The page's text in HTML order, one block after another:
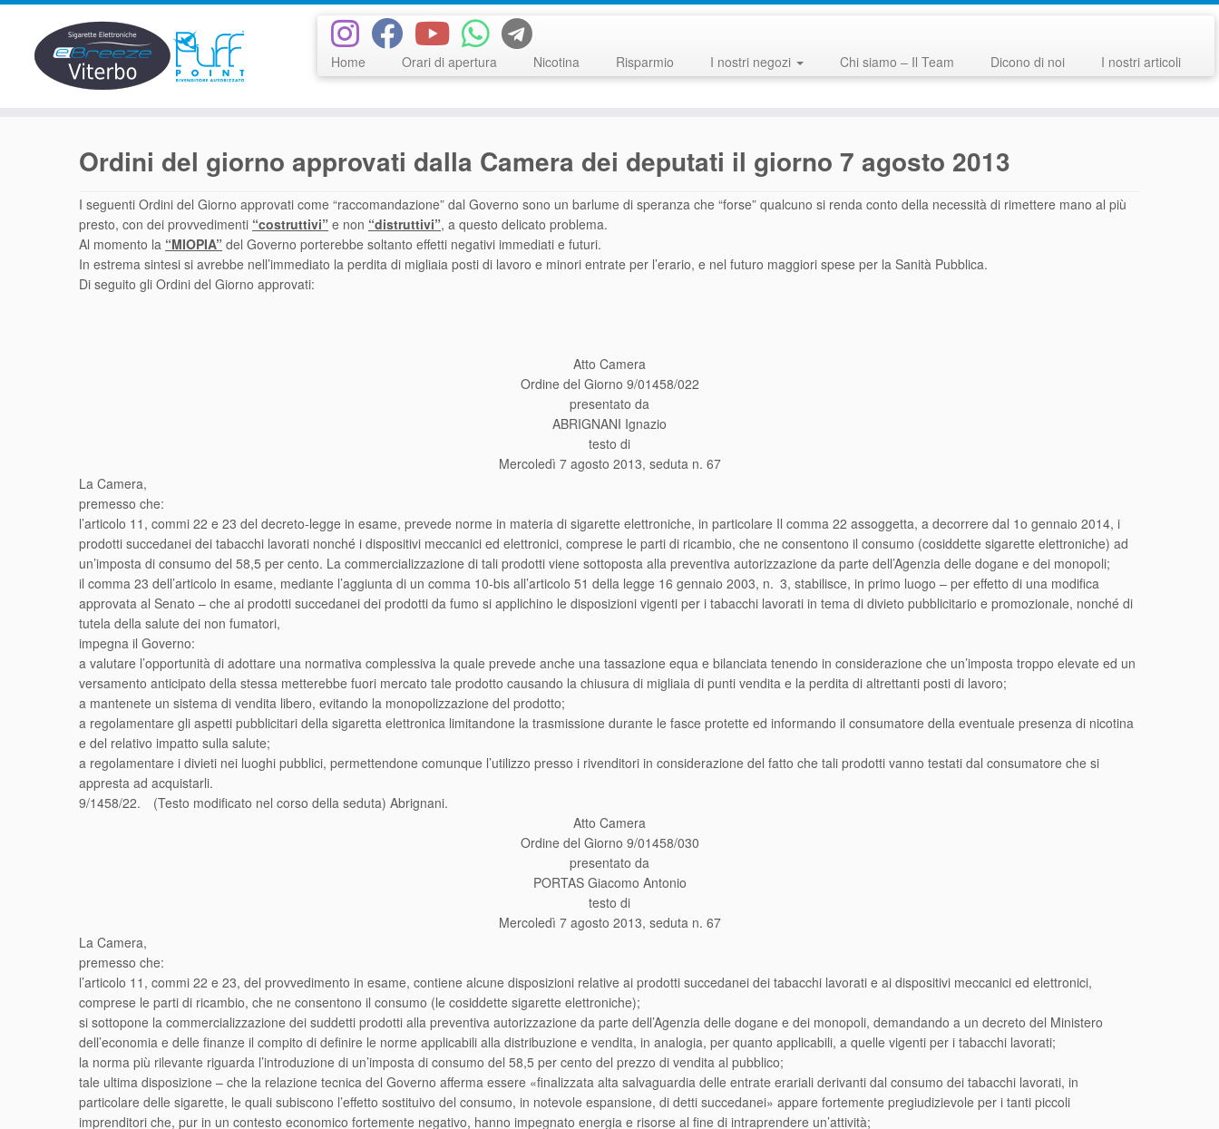
Home Orari di apertura Nicotina Risparmio I nostri negozi Chi siamo – Il Team Dicono di noi I nostri articoli
Ordini del giorno approvati dalla Camera dei deputati il giorno 7 agosto 2013
I seguenti Ordini del Giorno approvati come “raccomandazione” dal Governo sono un barlume di speranza che “forse” qualcuno si renda conto della necessità di rimettere mano al più
presto, con dei provvedimenti “costruttivi” e non “distruttivi”, a questo delicato problema.
Al momento la “MIOPIA” del Governo porterebbe soltanto effetti negativi immediati e futuri.
In estrema sintesi si avrebbe nell’immediato la perdita di migliaia posti di lavoro e minori entrate per l’erario, e nel futuro maggiori spese per la Sanità Pubblica.
Di seguito gli Ordini del Giorno approvati:
Atto Camera
Ordine del Giorno 9/01458/022
presentato da
ABRIGNANI Ignazio
testo di
Mercoledì 7 agosto 2013, seduta n. 67
La Camera,
premesso che:
l’articolo 11, commi 22 e 23 del decreto-legge in esame, prevede norme in materia di sigarette elettroniche, in particolare Il comma 22 assoggetta, a decorrere dal 1o gennaio 2014, i
prodotti succedanei dei tabacchi lavorati nonché i dispositivi meccanici ed elettronici, comprese le parti di ricambio, che ne consentono il consumo (cosiddette sigarette elettroniche) ad
un’imposta di consumo del 58,5 per cento. La commercializzazione di tali prodotti viene sottoposta alla preventiva autorizzazione da parte dell’Agenzia delle dogane e dei monopoli;
il comma 23 dell’articolo in esame, mediante l’aggiunta di un comma 10-bis all’articolo 51 della legge 16 gennaio 2003, n. 3, stabilisce, in primo luogo – per effetto di una modifica
approvata al Senato – che ai prodotti succedanei dei prodotti da fumo si applichino le disposizioni vigenti per i tabacchi lavorati in tema di divieto pubblicitario e promozionale, nonché di
tutela della salute dei non fumatori,
impegna il Governo:
a valutare l’opportunità di adottare una normativa complessiva la quale prevede anche una tassazione equa e bilanciata tenendo in considerazione che un’imposta troppo elevate ed un
versamento anticipato della stessa metterebbe fuori mercato tale prodotto causando la chiusura di migliaia di punti vendita e la perdita di altrettanti posti di lavoro;
a mantenete un sistema di vendita libero, evitando la monopolizzazione del prodotto;
a regolamentare gli aspetti pubblicitari della sigaretta elettronica limitandone la trasmissione durante le fasce protette ed informando il consumatore della eventuale presenza di nicotina
e del relativo impatto sulla salute;
a regolamentare i divieti nei luoghi pubblici, permettendone comunque l’utilizzo presso i rivenditori in considerazione del fatto che tali prodotti vanno testati dal consumatore che si
appresta ad acquistarli.
9/1458/22. (Testo modificato nel corso della seduta) Abrignani.
Atto Camera
Ordine del Giorno 9/01458/030
presentato da
PORTAS Giacomo Antonio
testo di
Mercoledì 7 agosto 2013, seduta n. 67
La Camera,
premesso che:
l’articolo 11, commi 22 e 23, del provvedimento in esame, contiene alcune disposizioni relative ai prodotti succedanei dei tabacchi lavorati e ai dispositivi meccanici ed elettronici,
comprese le parti di ricambio, che ne consentono il consumo (le cosiddette sigarette elettroniche);
si sottopone la commercializzazione dei suddetti prodotti alla preventiva autorizzazione da parte dell’Agenzia delle dogane e dei monopoli, demandando a un decreto del Ministero
dell’economia e delle finanze il compito di definire le norme applicabili alla distribuzione e vendita, in analogia, per quanto applicabili, a quelle vigenti per i tabacchi lavorati;
la norma più rilevante riguarda l’introduzione di un’imposta di consumo del 58,5 per cento del prezzo di vendita al pubblico;
tale ultima disposizione – che la relazione tecnica del Governo afferma essere «finalizzata alta salvaguardia delle entrate erariali derivanti dal consumo dei tabacchi lavorati, in
particolare delle sigarette, le quali subiscono l’effetto sostituivo del consumo, in notevole espansione, di detti succedanei» appare fortemente pregiudizievole per i tanti piccoli
imprenditori che, pur in un contesto economico fortemente negativo, hanno impegnato energia e risorse al fine di intraprendere un’attività;